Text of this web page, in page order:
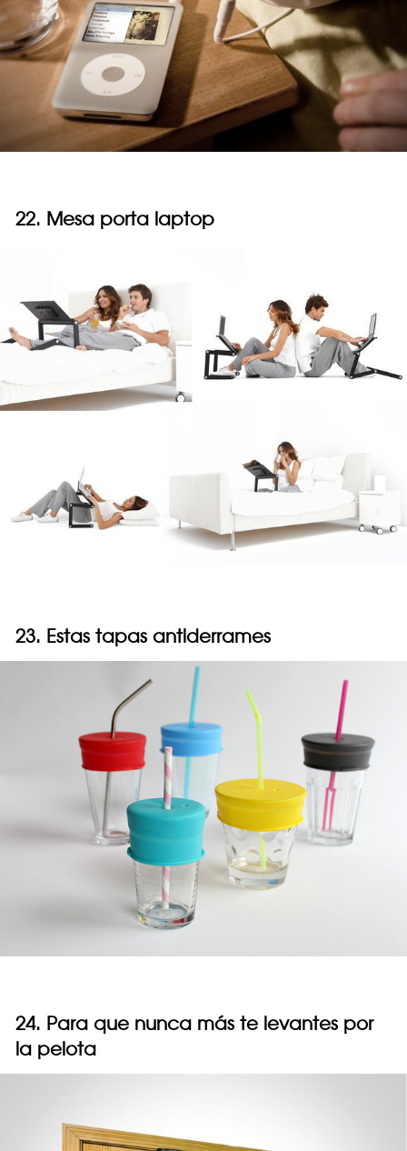
22. Mesa porta laptop
23. Estas tapas antiderrames
24. Para que nunca más te levantes por
la pelota